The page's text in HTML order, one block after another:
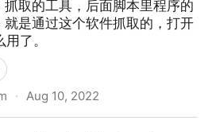
取的工具，后面脚本里程序的
是通过这个软件抓取的，打开
了。
· Aug 10, 2022